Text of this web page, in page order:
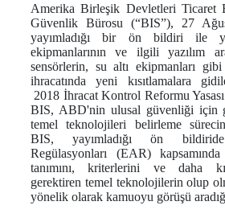
Amerika Birleşik Devletleri Ticaret
Güvenlik Bürosu (“BIS”), 27
yayımladığı bir ön bildiri ile
ekipmanlarının ve ilgili yazılım
sensörlerin, su altı ekipmanları
ihracatında yeni kısıtlamalara
2018 İhracat Kontrol Reformu
BIS, ABD'nin ulusal güvenliği için
temel teknolojileri belirleme
BIS, yayımladığı ön
Regülasyonları (EAR)
tanımını, kriterlerini ve daha
gerektiren temel teknolojilerin olup
yönelik olarak kamuoyu görüşü